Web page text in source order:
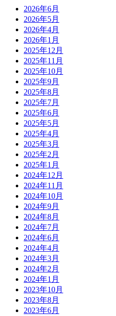
2026年6月
2026年5月
2026年4月
2026年1月
2025年12月
2025年11月
2025年10月
2025年9月
2025年8月
2025年7月
2025年6月
2025年5月
2025年4月
2025年3月
2025年2月
2025年1月
2024年12月
2024年11月
2024年10月
2024年9月
2024年8月
2024年7月
2024年6月
2024年4月
2024年3月
2024年2月
2024年1月
2023年10月
2023年8月
2023年6月